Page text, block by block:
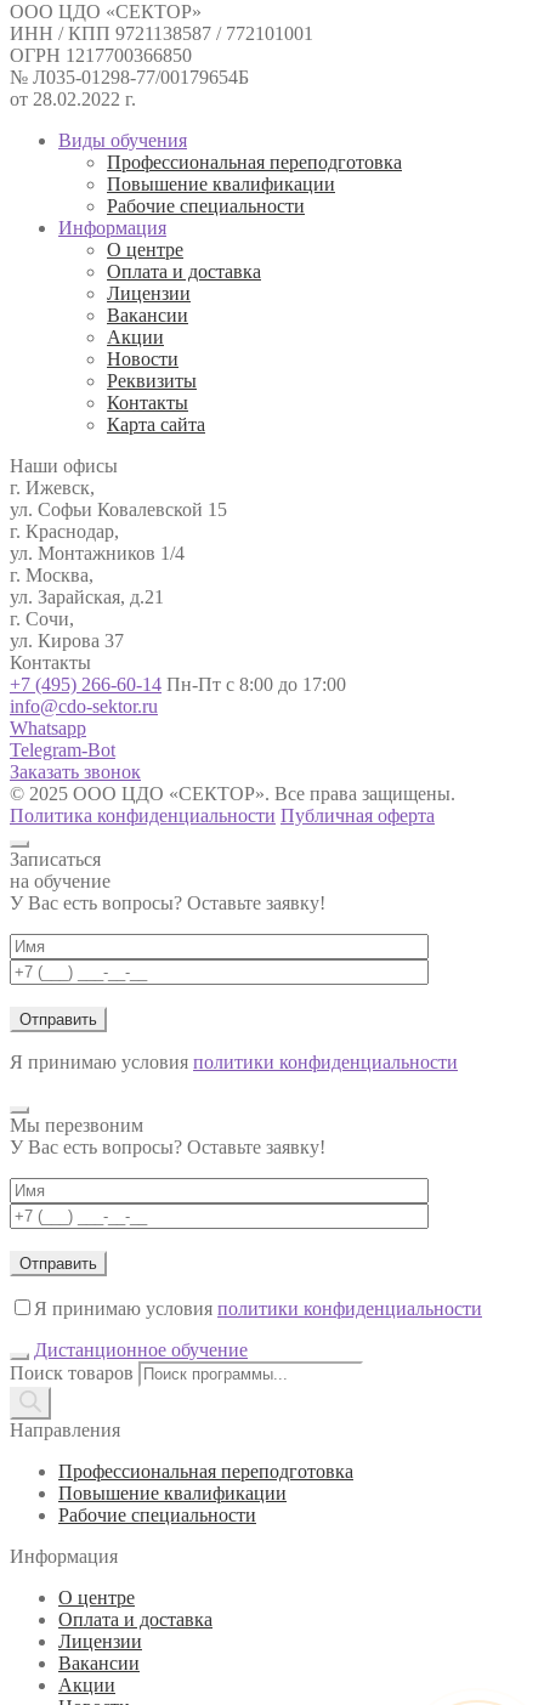
ООО ЦДО «СЕКТОР»
ИНН / КПП 9721138587 / 772101001
ОГРН 1217700366850
№ Л035-01298-77/00179654Б
от 28.02.2022 г.
Виды обучения
Профессиональная переподготовка
Повышение квалификации
Рабочие специальности
Информация
О центре
Оплата и доставка
Лицензии
Вакансии
Акции
Новости
Реквизиты
Контакты
Карта сайта
Наши офисы
г. Ижевск,
ул. Софьи Ковалевской 15
г. Краснодар,
ул. Монтажников 1/4
г. Москва,
ул. Зарайская, д.21
г. Сочи,
ул. Кирова 37
Контакты
+7 (495) 266-60-14 Пн-Пт с 8:00 до 17:00
info@cdo-sektor.ru
Whatsapp
Telegram-Bot
Заказать звонок
© 2025 ООО ЦДО «СЕКТОР». Все права защищены.
Политика конфиденциальности Публичная оферта
Записаться
на обучение
У Вас есть вопросы? Оставьте заявку!
Я принимаю условия политики конфиденциальности
Мы перезвоним
У Вас есть вопросы? Оставьте заявку!
Я принимаю условия политики конфиденциальности
Дистанционное обучение
Поиск товаров
Направления
Профессиональная переподготовка
Повышение квалификации
Рабочие специальности
Информация
О центре
Оплата и доставка
Лицензии
Вакансии
Акции